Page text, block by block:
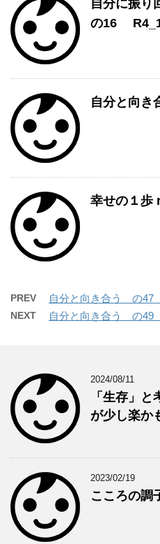
自分に振
の16
自分と向
幸せの１歩
PREV 自分と向き合う の
NEXT 自分と向き合う の
2024/08/11
「生存」
が少し楽か
2023/02/19
こころの調